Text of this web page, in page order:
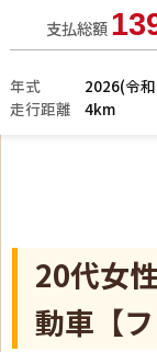
支払総額
年式
2021(令
走行距離
1.7万km
20代女
動車【フ